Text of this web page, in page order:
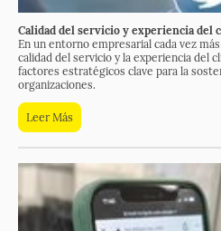
Calidad del servicio y experiencia del
En un entorno empresarial cada vez
calidad del servicio y la experiencia del
factores estratégicos clave para la
organizaciones.
Leer Más